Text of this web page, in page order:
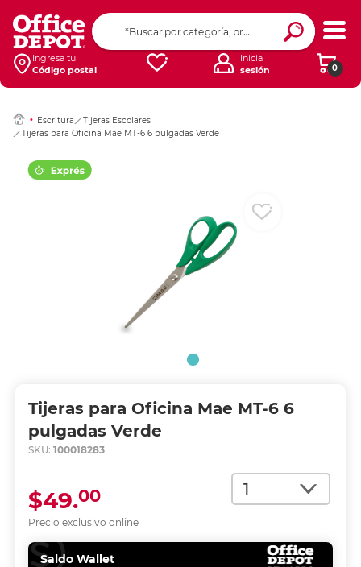
Ingresa tu
Código postal
0
Inicia
sesión
Escritura
Tijeras Escolares
Tijeras para Oficina Mae MT-6 6 pulgadas Verde
Tijeras para Oficina Mae MT-6 6
pulgadas Verde
SKU: 100018283
Cantidad
Precio exclusivo online
$49.00
Saldo Wallet
Ingresar Codigo